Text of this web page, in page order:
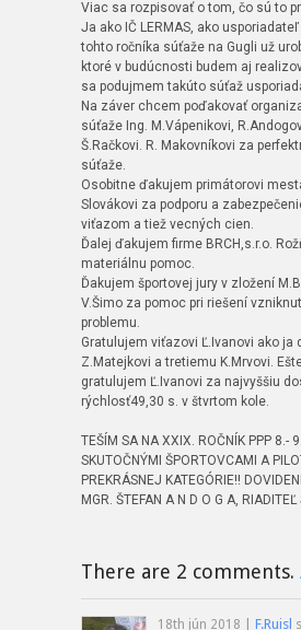
Viac sa rozpisovať o tom, čo sú to
Ja ako IČ LERMAS, ako
tohto ročníka súťaže na Gugli už
ktoré v budúcnosti budem aj
sa podujmem takúto súťaž
Na záver chcem poďakovať
súťaže Ing. M.Vápenikovi,
Š.Račkovi. R. Makovníkovi za
súťaže.
Osobitne ďakujem primátorovi
Slovákovi za podporu a
viťazom a tiež vecných cien.
Ďalej ďakujem firme BRCH,s.r.o.
materiálnu pomoc.
Ďakujem športovej jury v zložení
V.Šimo za pomoc pri riešení
problemu.
Gratulujem viťazovi Ľ.Ivanovi ako ja
Z.Matejkovi a tretiemu K.Mrvovi.
gratulujem Ľ.Ivanovi za najvyššiu
rýchlosť49,30 s. v štvrtom kole.
TEŠÍM SA NA XXIX. ROČNÍK PPP 8.-
SKUTOČNÝMI ŠPORTOVCAMI A
PREKRÁSNEJ KATEGÓRIE!!
MGR. ŠTEFAN A N D O G A, RIADITEĽ
There are 2 comments.
18th jún 2018 F.Ruisl